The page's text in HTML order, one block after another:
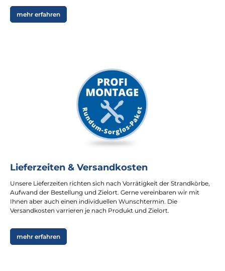
mehr erfahren
Lieferzeiten & Versandkosten
Unsere Lieferzeiten richten sich nach Vorrätigkeit der Strandkörbe,
Aufwand der Bestellung und Zielort. Gerne vereinbaren wir mit
Ihnen aber auch einen individuellen Wunschtermin. Die
Versandkosten varrieren je nach Produkt und Zielort.
mehr erfahren